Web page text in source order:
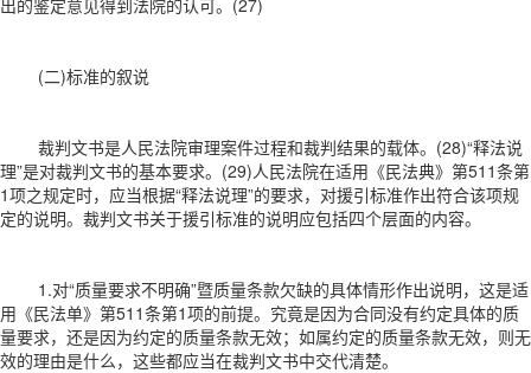
(二)标准的叙说
裁判文书是人民法院审理案件过程和裁判结果的载体。(28)“释法说
理”是对裁判文书的基本要求。(29)人民法院在适用《民法典》第511条第
1项之规定时，应当根据“释法说理”的要求，对援引标准作出符合该项规
定的说明。裁判文书关于援引标准的说明应包括四个层面的内容。
1.对“质量要求不明确”暨质量条款欠缺的具体情形作出说明，这是适
用《民法单》第511条第1项的前提。究竟是因为合同没有约定具体的质
量要求，还是因为约定的质量条款无效；如属约定的质量条款无效，则无
效的理由是什么，这些都应当在裁判文书中交代清楚。